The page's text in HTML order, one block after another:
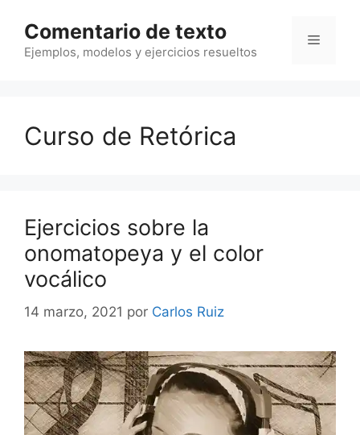
contenido
Comentario de texto
Ejemplos, modelos y ejercicios resueltos
Menú
Curso de Retórica
Ejercicios sobre la
onomatopeya y el color
vocálico
14 marzo, 2021 por Carlos Ruiz